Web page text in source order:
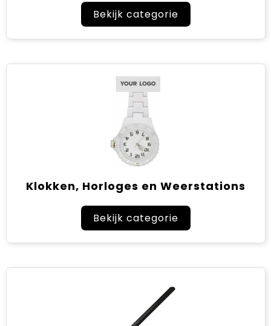
Bekijk categorie
Klokken, Horloges en Weerstations
Bekijk categorie